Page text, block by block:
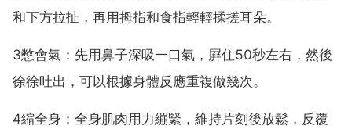
和下方拉扯，再用拇指和食指輕輕揉搓耳朵。
3憋會氣：先用鼻子深吸一口氣，屛住50秒左右，然後
徐徐吐出，可以根據身體反應重複做幾次。
4縮全身：全身肌肉用力繃緊，維持片刻後放鬆，反覆